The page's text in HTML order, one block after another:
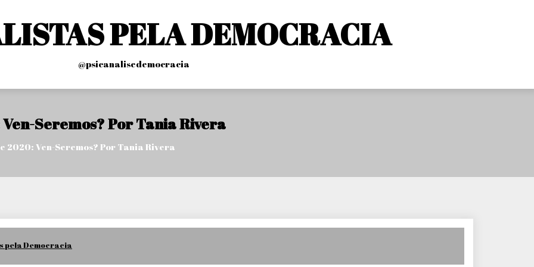
PELA DEMOCRACIA
@psicanalisedemocracia
Seremos? Por Tania Rivera
2020: Ven-Seremos? Por Tania Rivera
pela Democracia